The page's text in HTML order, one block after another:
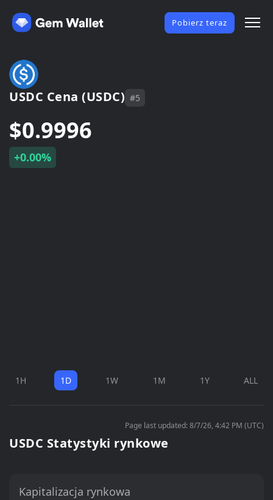
Pobierz teraz
USDC Cena (USDC) #5
$0.9996
+0.00%
1H 1D 1W 1M 1Y ALL
Page last updated: 8/7/26, 4:42 PM (UTC)
USDC Statystyki rynkowe
Kapitalizacja rynkowa